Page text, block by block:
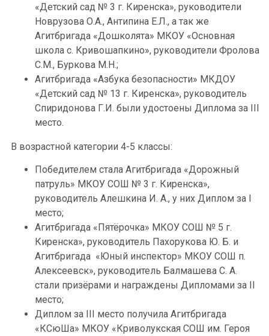
«Детский сад № 3 г. Киренска», руководители
Новрузова О.А., Антипина Е.Л., а так же
Агитбригада «Дошколята» МКОУ «Основная
школа с. Кривошапкино», руководители Фролова
С.М., Буркова М.Н.;
Агитбригада «Азбука безопасности» МКДОУ
«Детский сад № 13 г. Киренска», руководитель
Спиридонова Г.И. были удостоены Диплома за III
место.
В возрастной категории 4-5 классы:
Победителем стала Агитбригада «Дорожный
патруль» МКОУ СОШ № 3 г. Киренска»,
руководитель Алешкина И. А., у них Диплом за I
место;
Агитбригада «Пятёрочка» МКОУ СОШ № 5 г.
Киренска», руководитель Пахорукова Ю. Б. и
Агитбригада «Юный инспектор» МКОУ СОШ п.
Алексеевск», руководитель Балмашева С. А.
стали призёрами и награждены Дипломами за II
место;
Диплом за III место получила Агитбригада
«КСюШа» МКОУ «Криволукская СОШ им. Героя